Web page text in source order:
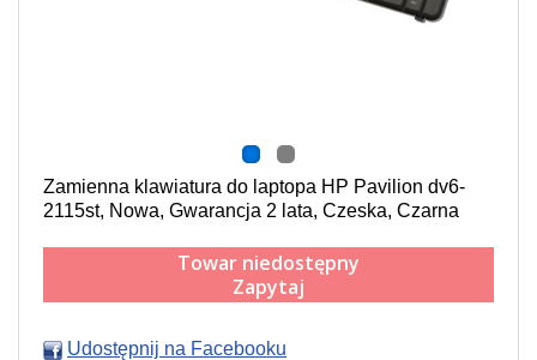
Zamienna klawiatura do laptopa HP Pavilion dv6-
2115st, Nowa, Gwarancja 2 lata, Czeska, Czarna
Towar niedostępny
Zapytaj
Udostępnij na Facebooku